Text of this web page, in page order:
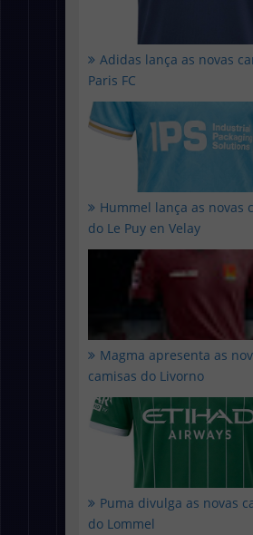
Adidas lança as novas
Paris FC
Hummel lança as novas
do Le Puy en Velay
Magma apresenta as
camisas do Livorno
Puma divulga as novas
do Lommel